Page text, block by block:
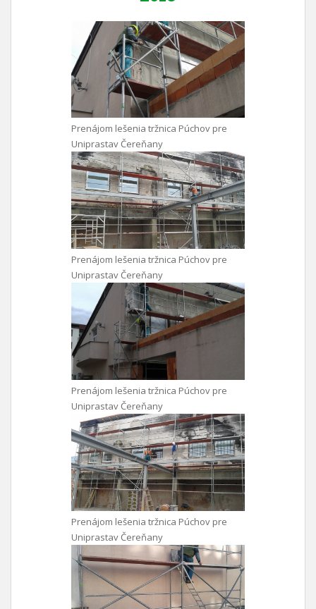
Prenájom lešenia tržnica Púchov pre
Uniprastav Čereňany
Prenájom lešenia tržnica Púchov pre
Uniprastav Čereňany
Prenájom lešenia tržnica Púchov pre
Uniprastav Čereňany
Prenájom lešenia tržnica Púchov pre
Uniprastav Čereňany